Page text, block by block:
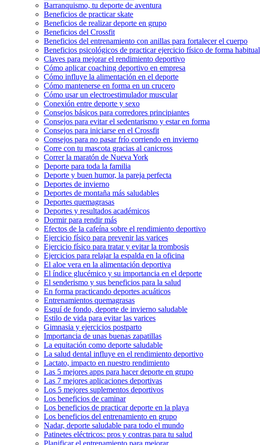
Barranquismo, tu deporte de aventura
Beneficios de practicar skate
Beneficios de realizar deporte en grupo
Beneficios del Crossfit
Beneficios del entrenamiento con anillas para fortalecer el cuerpo
Beneficios psicológicos de practicar ejercicio físico de forma habitual
Claves para mejorar el rendimiento deportivo
Cómo aplicar coaching deportivo en empresa
Cómo influye la alimentación en el deporte
Cómo mantenerse en forma en un crucero
Cómo usar un electroestimulador muscular
Conexión entre deporte y sexo
Consejos básicos para corredores principiantes
Consejos para evitar el sedentarismo y estar en forma
Consejos para iniciarse en el Crossfit
Consejos para no pasar frío corriendo en invierno
Corre con tu mascota gracias al canicross
Correr la maratón de Nueva York
Deporte para toda la familia
Deporte y buen humor, la pareja perfecta
Deportes de invierno
Deportes de montaña más saludables
Deportes quemagrasas
Deportes y resultados académicos
Dormir para rendir más
Efectos de la cafeína sobre el rendimiento deportivo
Ejercicio físico para prevenir las varices
Ejercicio físico para tratar y evitar la trombosis
Ejercicios para relajar la espalda en la oficina
El aloe vera en la alimentación deportiva
El índice glucémico y su importancia en el deporte
El senderismo y sus beneficios para la salud
En forma practicando deportes acuáticos
Entrenamientos quemagrasas
Esquí de fondo, deporte de invierno saludable
Estilo de vida para evitar las varices
Gimnasia y ejercicios postparto
Importancia de unas buenas zapatillas
La equitación como deporte saludable
La salud dental influye en el rendimiento deportivo
Lactato, impacto en nuestro rendimiento
Las 5 mejores apps para hacer deporte en grupo
Las 7 mejores aplicaciones deportivas
Los 5 mejores suplementos deportivos
Los beneficios de caminar
Los beneficios de practicar deporte en la playa
Los beneficios del entrenamiento en grupo
Nadar, deporte saludable para todo el mundo
Patinetes eléctricos: pros y contras para tu salud